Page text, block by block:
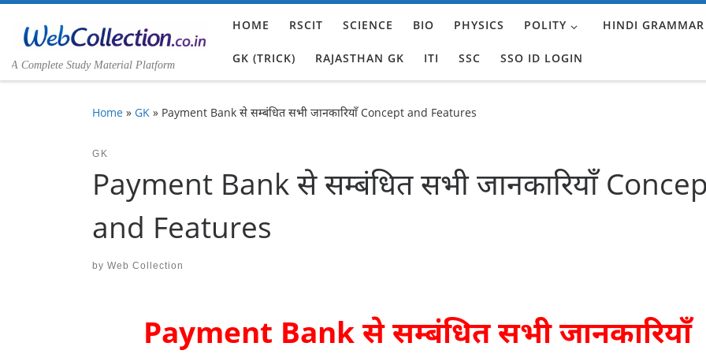
Skip to content
A Complete Study Material Platform
HOME RSCIT SCIENCE BIO PHYSICS POLITY HINDI GRAMMAR
GK (TRICK) RAJASTHAN GK ITI SSC SSO ID LOGIN
Home » GK » Payment Bank से सम्बंधित सभी जानकारियाँ Concept and Features
GK
Payment Bank से सम्बंधित सभी जानकारियाँ
and Features
by Web Collection
Payment Bank से सम्बंधित सभी जानकारियाँ